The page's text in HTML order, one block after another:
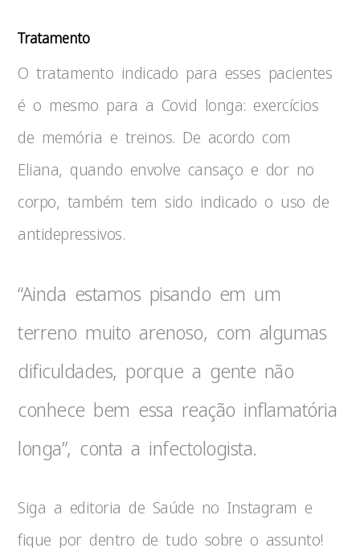
Tratamento
O tratamento indicado para esses pacientes
é o mesmo para a Covid longa: exercícios
de memória e treinos. De acordo com
Eliana, quando envolve cansaço e dor no
corpo, também tem sido indicado o uso de
antidepressivos.
“Ainda estamos pisando em um
terreno muito arenoso, com algumas
dificuldades, porque a gente não
conhece bem essa reação inflamatória
longa”, conta a infectologista.
Siga a editoria de Saúde no Instagram e
fique por dentro de tudo sobre o assunto!